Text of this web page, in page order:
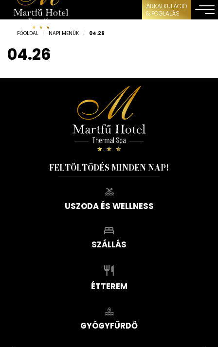
ÁRKALKULÁCIÓ
& FOGLALÁS
FŐOLDAL / NAPI MENÜK / 04.26
04.26
FELTÖLTŐDÉS MINDEN NAP!
USZODA ÉS WELLNESS
SZÁLLÁS
ÉTTEREM
GYÓGYFÜRDŐ